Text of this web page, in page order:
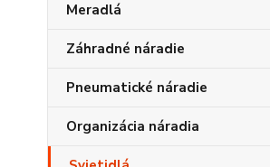
Meradlá
Záhradné náradie
Pneumatické náradie
Organizácia náradia